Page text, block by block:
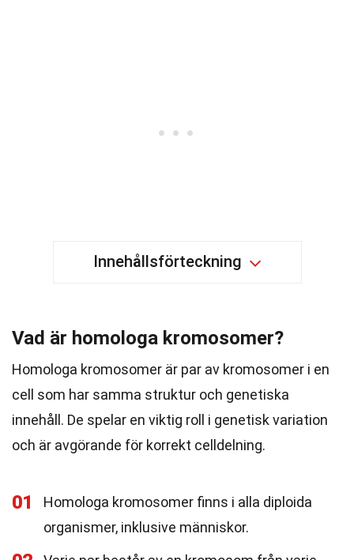
Innehållsförteckning
Vad är homologa kromosomer?
Homologa kromosomer är par av kromosomer i en
cell som har samma struktur och genetiska
innehåll. De spelar en viktig roll i genetisk variation
och är avgörande för korrekt celldelning.
01
Homologa kromosomer finns i alla diploida
organismer, inklusive människor.